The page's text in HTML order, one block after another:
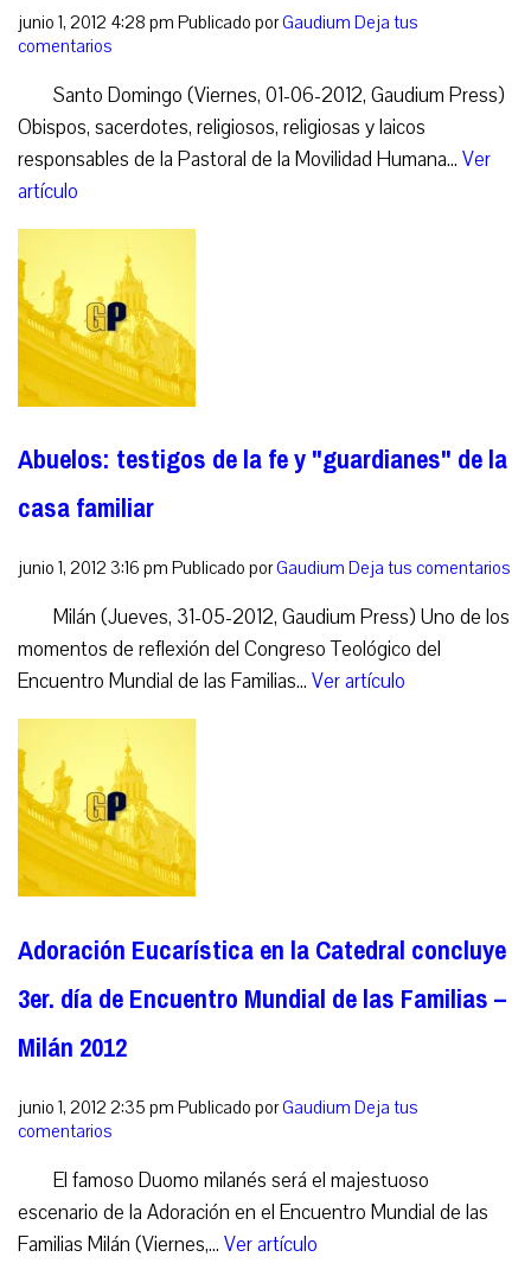
junio 1, 2012 4:28 pm Publicado porGaudium Deja tus
comentarios
Santo Domingo (Viernes, 01-06-2012, Gaudium Press)
Obispos, sacerdotes, religiosos, religiosas y laicos
responsables de la Pastoral de la Movilidad Humana... Ver
artículo
Abuelos: testigos de la fe y "guardianes" de la
casa familiar
junio 1, 2012 3:16 pm Publicado porGaudium Deja tus comentarios
Milán (Jueves, 31-05-2012, Gaudium Press) Uno de los
momentos de reflexión del Congreso Teológico del
Encuentro Mundial de las Familias... Ver artículo
Adoración Eucarística en la Catedral concluye
3er. día de Encuentro Mundial de las Familias –
Milán 2012
junio 1, 2012 2:35 pm Publicado porGaudium Deja tus
comentarios
El famoso Duomo milanés será el majestuoso
escenario de la Adoración en el Encuentro Mundial de las
Familias Milán (Viernes,... Ver artículo